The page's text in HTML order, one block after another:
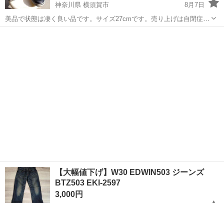
神奈川県 横須賀市
8月7日
美品で状態は凄く良い品です。サイズ27cmです。売り上げは自閉症児
の育成支援で役立てます。
【大幅値下げ】W30 EDWIN503 ジーンズ
BTZ503 EKI-2597
3,000円